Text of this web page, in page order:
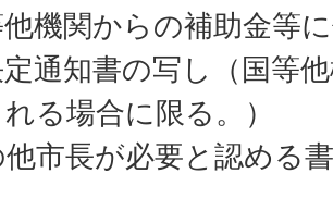
他機関からの補助金等
通知書の写し（国等
る場合に限る。）
他市長が必要と認める